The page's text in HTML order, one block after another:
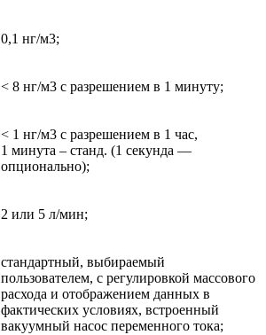
0,1 нг/м3;
< 8 нг/м3 с разрешением в 1 минуту;
< 1 нг/м3 с разрешением в 1 час,
1 минута – станд. (1 секунда —
опционально);
2 или 5 л/мин;
стандартный, выбираемый
пользователем, с регулировкой массового
расхода и отображением данных в
фактических условиях, встроенный
вакуумный насос переменного тока;